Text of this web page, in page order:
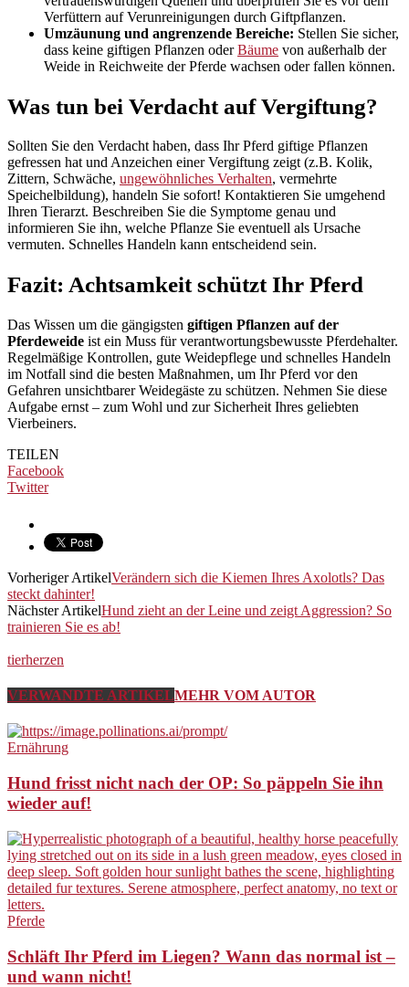
Verfüttern auf Verunreinigungen durch Giftpflanzen.
Umzäunung und angrenzende Bereiche: Stellen Sie sicher,
dass keine giftigen Pflanzen oderBäume von außerhalb der
Weide in Reichweite der Pferde wachsen oder fallen können.
Was tun bei Verdacht auf Vergiftung?
Sollten Sie den Verdacht haben, dass Ihr Pferd giftige Pflanzen
gefressen hat und Anzeichen einer Vergiftung zeigt (z.B. Kolik,
Zittern, Schwäche, ungewöhnliches Verhalten, vermehrte
Speichelbildung), handeln Sie sofort! Kontaktieren Sie umgehend
Ihren Tierarzt. Beschreiben Sie die Symptome genau und
informieren Sie ihn, welche Pflanze Sie eventuell als Ursache
vermuten. Schnelles Handeln kann entscheidend sein.
Fazit: Achtsamkeit schützt Ihr Pferd
Das Wissen um die gängigsten giftigen Pflanzen auf der
Pferdeweide ist ein Muss für verantwortungsbewusste Pferdehalter.
Regelmäßige Kontrollen, gute Weidepflege und schnelles Handeln
im Notfall sind die besten Maßnahmen, um Ihr Pferd vor den
Gefahren unsichtbarer Weidegäste zu schützen. Nehmen Sie diese
Aufgabe ernst – zum Wohl und zur Sicherheit Ihres geliebten
Vierbeiners.
TEILEN
Facebook
Twitter
Vorheriger ArtikelVerändern sich die Kiemen Ihres Axolotls? Das
steckt dahinter!
Nächster ArtikelHund zieht an der Leine und zeigt Aggression? So
trainieren Sie es ab!
tierherzen
VERWANDTE ARTIKELMEHR VOM AUTOR
Ernährung
Hund frisst nicht nach der OP: So päppeln Sie ihn
wieder auf!
Pferde
Schläft Ihr Pferd im Liegen? Wann das normal ist –
und wann nicht!